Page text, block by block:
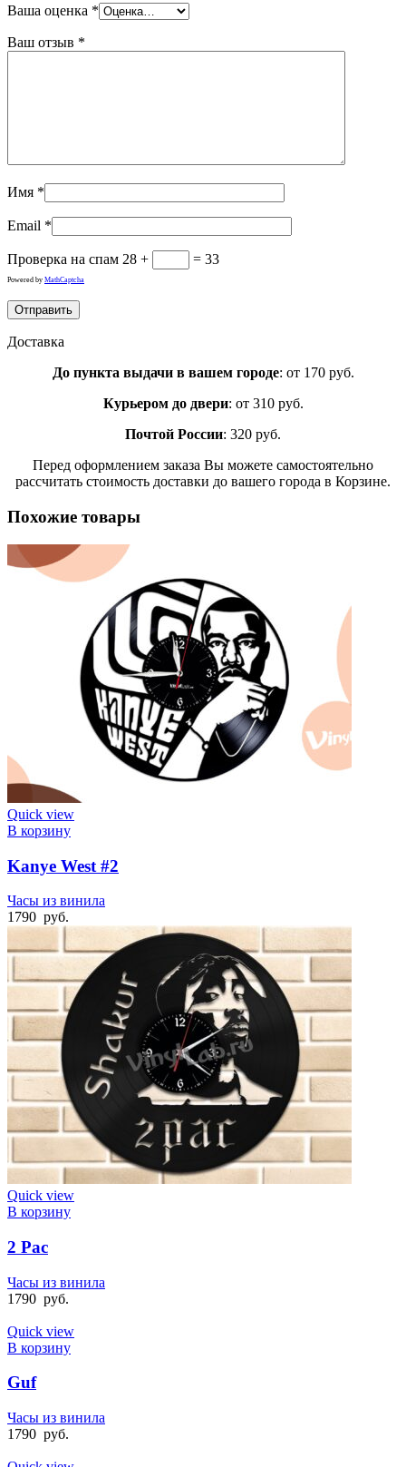
Ваша оценка *
Ваш отзыв *
Имя *
Email *
Проверка на спам 28 + = 33
Powered by MathCaptcha
Доставка
До пункта выдачи в вашем городе: от 170 руб.
Курьером до двери: от 310 руб.
Почтой России: 320 руб.
Перед оформлением заказа Вы можете самостоятельно
рассчитать стоимость доставки до вашего города в Корзине.
Похожие товары
Quick view
В корзину
Kanye West #2
Часы из винила
1790 руб.
Quick view
В корзину
2 Pac
Часы из винила
1790 руб.
Quick view
В корзину
Guf
Часы из винила
1790 руб.